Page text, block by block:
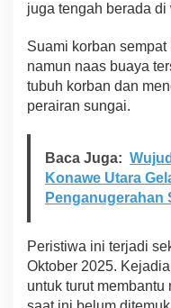
juga tengah berada
Suami korban
namun naas buaya
tubuh korban dan
perairan sungai.
Baca Juga:
Konawe Utara
Penganugerahan
Peristiwa ini terjadi
Oktober 2025.
untuk turut